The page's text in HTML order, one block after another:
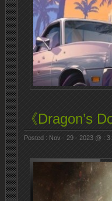
《Dragon’s
Posted : Nov - 29 - 2023 @ :